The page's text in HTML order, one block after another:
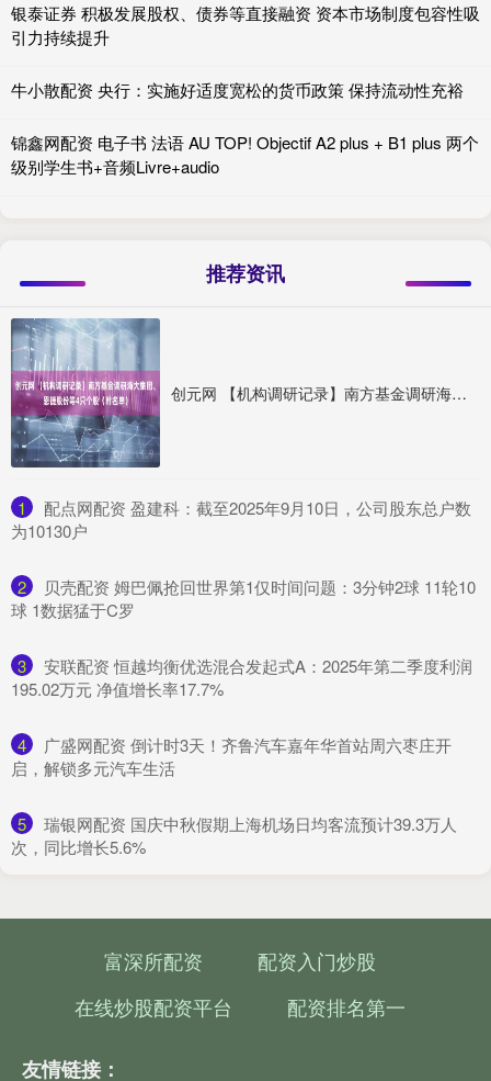
银泰证券 积极发展股权、债券等直接融资 资本市场制度包容性吸
引力持续提升
牛小散配资 央行：实施好适度宽松的货币政策 保持流动性充裕
锦鑫网配资 电子书 法语 AU TOP! Objectif A2 plus + B1 plus 两个
级别学生书+音频Livre+audio
推荐资讯
创元网 【机构调研记录】南方基金调研海大集团、恩捷股份等4只个股（附名单）
1
​配点网配资 盈建科：截至2025年9月10日，公司股东总户数
为10130户
2
​贝壳配资 姆巴佩抢回世界第1仅时间问题：3分钟2球 11轮10
球 1数据猛于C罗
3
​安联配资 恒越均衡优选混合发起式A：2025年第二季度利润
195.02万元 净值增长率17.7%
4
​广盛网配资 倒计时3天！齐鲁汽车嘉年华首站周六枣庄开
启，解锁多元汽车生活
5
​瑞银网配资 国庆中秋假期上海机场日均客流预计39.3万人
次，同比增长5.6%
富深所配资
配资入门炒股
在线炒股配资平台
配资排名第一
友情链接：